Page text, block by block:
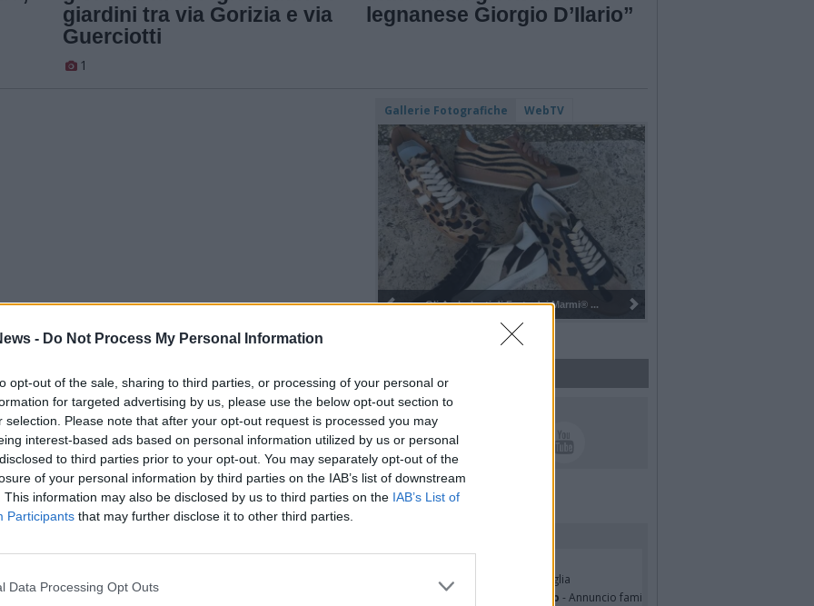
- Do Not Process My Personal Information
opt-out of the sale, sharing to third parties, or processing of your personal or
for targeted advertising by us, please use the below opt-out section to
selection. Please note that after your opt-out request is processed you may
interest-based ads based on personal information utilized by us or personal
to third parties prior to your opt-out. You may separately opt-out of the
of your personal information by third parties on the IAB’s list of downstream
This information may also be disclosed by us to third parties on the IAB’s List of
Participants that may further disclose it to other third parties.
Data Processing Opt Outs
giardini tra via Gorizia e via
Guerciotti
1
legnanese Giorgio D’Ilario”
Gallerie Fotografiche WebTV
Gli Ambulanti di Forte dei Marmi® ... Pulizia del bosco del Rugareto a ...
SEGUICI SUI SOCIAL
Achille Mazzini
- Annuncio famiglia
Teresa Squicciarini ved. Greco - Annuncio famiglia